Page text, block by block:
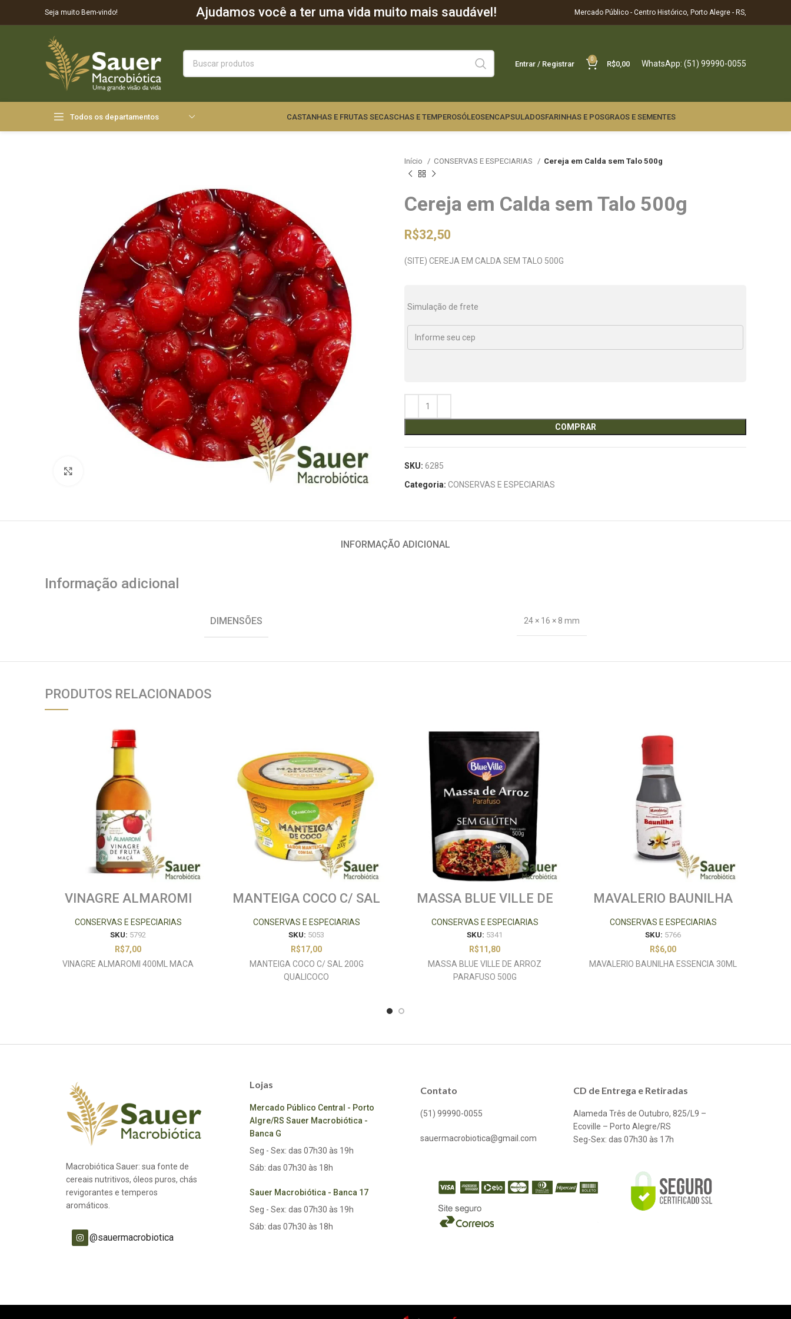
Seja muito Bem-vindo! Ajudamos você a ter uma vida muito mais saudável! Mercado Público - Centro Histórico, Porto Alegre - RS,
Entrar / Registrar
0
R$0,00 WhatsApp: (51) 99990-0055
Todos os departamentos CASTANHAS E FRUTAS SECASCHAS E TEMPEROSÓLEOSENCAPSULADOSFARINHAS E POSGRAOS E SEMENTES
Início CONSERVAS E ESPECIARIAS Cereja em Calda sem Talo 500g
Cereja em Calda sem Talo 500g
R$32,50
(SITE) CEREJA EM CALDA SEM TALO 500G
Simulação de frete
COMPRAR
SKU: 6285
Categoria: CONSERVAS E ESPECIARIAS
INFORMAÇÃO ADICIONAL
Informação adicional
DIMENSÕES 24 × 16 × 8 mm
PRODUTOS RELACIONADOS
VINAGRE ALMAROMI
CONSERVAS E ESPECIARIAS
SKU: 5792
R$7,00
VINAGRE ALMAROMI 400ML MACA
MANTEIGA COCO C/ SAL
CONSERVAS E ESPECIARIAS
SKU: 5053
R$17,00
MANTEIGA COCO C/ SAL 200G
QUALICOCO
MASSA BLUE VILLE DE
CONSERVAS E ESPECIARIAS
SKU: 5341
R$11,80
MASSA BLUE VILLE DE ARROZ
PARAFUSO 500G
MAVALERIO BAUNILHA
CONSERVAS E ESPECIARIAS
SKU: 5766
R$6,00
MAVALERIO BAUNILHA ESSENCIA 30ML
Macrobiótica Sauer: sua fonte de
cereais nutritivos, óleos puros, chás
revigorantes e temperos
aromáticos.
@sauermacrobiotica
Lojas
Mercado Público Central - Porto
Algre/RS Sauer Macrobiótica -
Banca G
Seg - Sex: das 07h30 às 19h
Sáb: das 07h30 às 18h
Sauer Macrobiótica - Banca 17
Seg - Sex: das 07h30 às 19h
Sáb: das 07h30 às 18h
Contato
(51) 99990-0055
sauermacrobiotica@gmail.com
CD de Entrega e Retiradas
Alameda Três de Outubro, 825/L9 –
Ecoville – Porto Alegre/RS
Seg-Sex: das 07h30 às 17h